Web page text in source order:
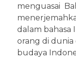
menguasai
dalam bahasa
orang di dunia
budaya